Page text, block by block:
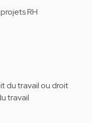
RH
du travail ou droit
travail